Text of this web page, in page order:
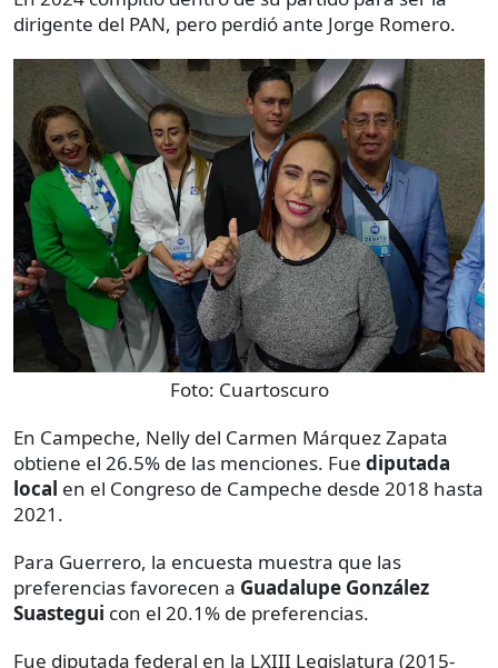
dirigente del PAN, pero perdió ante Jorge Romero.
Foto: Cuartoscuro
En Campeche, Nelly del Carmen Márquez Zapata
obtiene el 26.5% de las menciones. Fue diputada
local en el Congreso de Campeche desde 2018 hasta
2021.
Para Guerrero, la encuesta muestra que las
preferencias favorecen a Guadalupe González
Suastegui con el 20.1% de preferencias.
Fue diputada federal en la LXIII Legislatura (2015-